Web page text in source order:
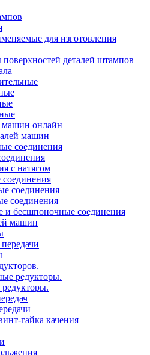
для изготовления
деталей штампов
машин онлайн
машин
соединения
с натягом
соединения
соединения
соединения
бесшпоночные соединения
машин
редукторы.
гайка качения